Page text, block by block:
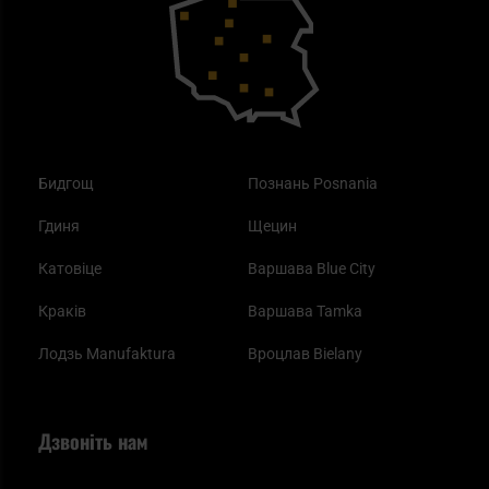
Бидгощ
Гдиня
Катовіце
Краків
Лодзь Manufaktura
Познань Posnania
Щецин
Варшава Blue City
Варшава Tamka
Вроцлав Bielany
Найкращі спальні мішки на осінь
Дзвоніть нам